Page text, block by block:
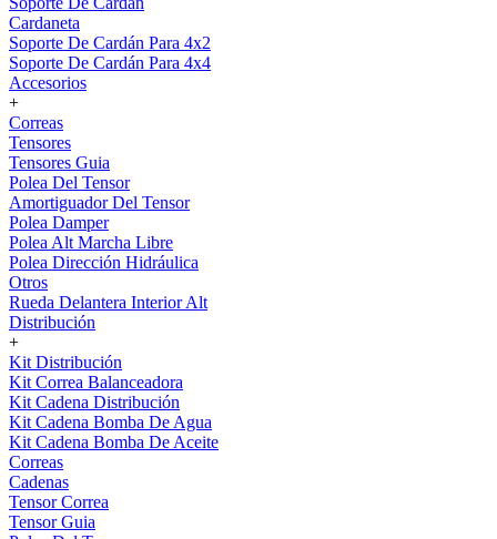
Cardaneta
Soporte De Cardán Para 4x2
Soporte De Cardán Para 4x4
Accesorios
+
Correas
Tensores
Tensores Guia
Polea Del Tensor
Amortiguador Del Tensor
Polea Damper
Polea Alt Marcha Libre
Polea Dirección Hidráulica
Otros
Rueda Delantera Interior Alt
Distribución
+
Kit Distribución
Kit Correa Balanceadora
Kit Cadena Distribución
Kit Cadena Bomba De Agua
Kit Cadena Bomba De Aceite
Correas
Cadenas
Tensor Correa
Tensor Guia